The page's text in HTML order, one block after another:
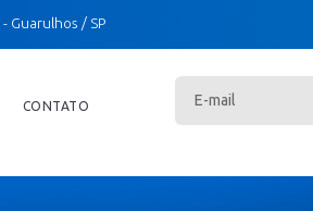
- Guarulhos / SP
CONTATO